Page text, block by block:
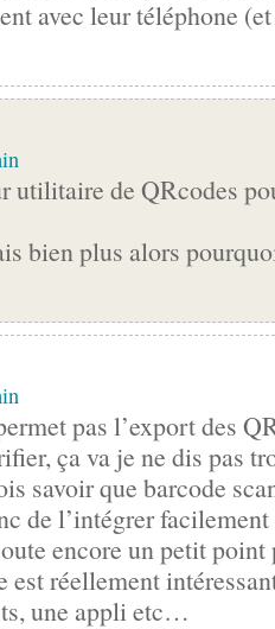
avec leur téléphone
utilitaire de QRcodes
bien plus alors
pas l’export des
ça va je ne dis pas
savoir que barcode
de l’intégrer
encore un petit
est réellement
une appli etc…